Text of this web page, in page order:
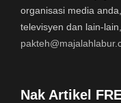
organisasi media
televisyen dan lain-
Nak Artikel